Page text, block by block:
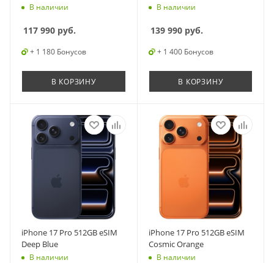
В наличии
117 990 руб.
+ 1 180 Бонусов
В КОРЗИНУ
В наличии
139 990руб.
+ 1 400 Бонусов
В КОРЗИНУ
iPhone 17 Pro 512GB eSIM
Deep Blue
В наличии
iPhone 17 Pro 512GB eSIM
Cosmic Orange
В наличии